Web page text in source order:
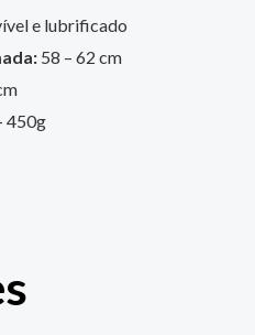
e lubrificado
58 – 62 cm
450g